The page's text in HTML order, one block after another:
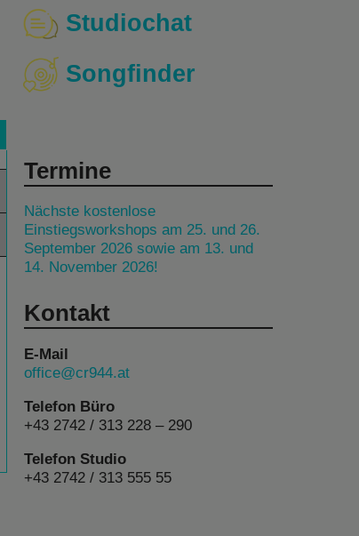
Studiochat
Songfinder
Termine
Nächste kostenlose
Einstiegsworkshops am 25. und 26.
September 2026 sowie am 13. und
14. November 2026!
Kontakt
E-Mail
office@cr944.at
Telefon Büro
+43 2742 / 313 228 – 290
Telefon Studio
+43 2742 / 313 555 55